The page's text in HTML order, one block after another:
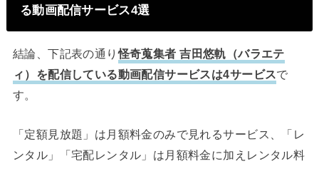
る動画配信サービス4選
結論、下記表の通り怪奇蒐集者 吉田悠軌（バラエテ
ィ）を配信している動画配信サービスは4サービスで
す。
「定額見放題」は月額料金のみで見れるサービス、「レ
ンタル」「宅配レンタル」は月額料金に加えレンタル料